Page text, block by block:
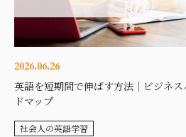
2026.06.26
英語を短期間で伸ばす方法｜ビジネ
ドマップ
社会人の英語学習